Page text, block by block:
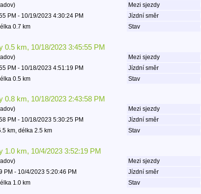
Mezi sjezdy
PM - 10/19/2023 4:30:24 PM Jízdní směr
0.7 km Stav
0.5 km, 10/18/2023 3:45:55 PM
Mezi sjezdy
PM - 10/18/2023 4:51:19 PM Jízdní směr
0.5 km Stav
0.8 km, 10/18/2023 2:43:58 PM
Mezi sjezdy
PM - 10/18/2023 5:30:25 PM Jízdní směr
km, délka 2.5 km Stav
1.0 km, 10/4/2023 3:52:19 PM
Mezi sjezdy
PM - 10/4/2023 5:20:46 PM Jízdní směr
1.0 km Stav